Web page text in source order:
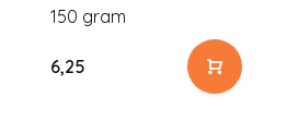
150 gram
6,25